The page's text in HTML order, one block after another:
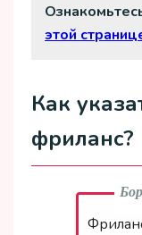
этой
Как
фриланс?